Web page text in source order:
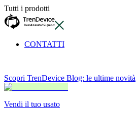
Tutti i prodotti
CONTATTI
Scopri TrenDevice Blog: le ultime novità
Vendi il tuo usato